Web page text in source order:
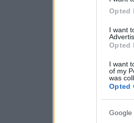
Opted
I want
Opted
I want
of my
was
Opted
Google